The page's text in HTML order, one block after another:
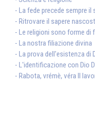
- La fede precede sempre il
- Ritrovare il sapere
- Le religioni sono forme di
- La nostra filiazione divina
- La prova dell'esistenza di
- L'identificazione con Dio
- Rabota, vrémè, véra Il